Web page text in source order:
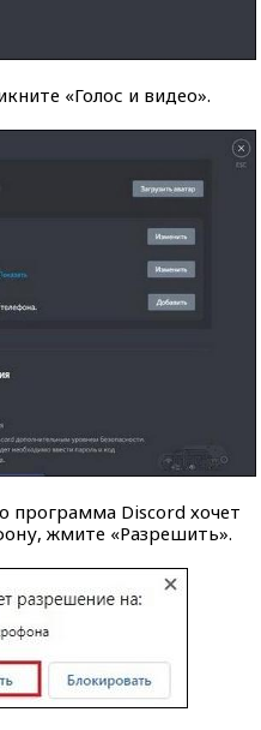
«Голос и видео».
программа Discord хочет
жмите «Разрешить».